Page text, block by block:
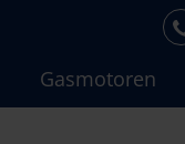
Gasmotoren